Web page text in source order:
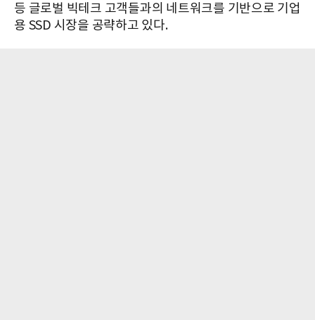
등 글로벌 빅테크 고객들과의 네트워크를 기반으로 기업
용 SSD 시장을 공략하고 있다.